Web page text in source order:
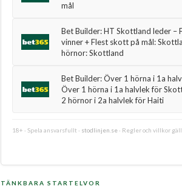
mål
Bet Builder: HT Skottland leder –
vinner + Flest skott på mål:
hörnor: Skottland
Bet Builder: Över 1 hörna i 1a
Över 1 hörna i 1a halvlek för
2 hörnor i 2a halvlek för Haiti
18+ · Spela ansvarsfullt · stodlinjen.se · Regler och villkor
TÄNKBARA STARTELVOR